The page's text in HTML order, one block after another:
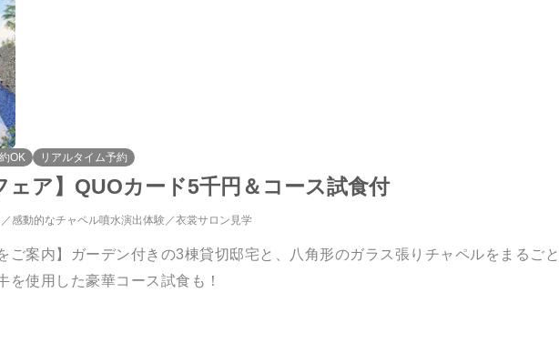
OK リアルタイム予約
ェア】QUOカード5千円＆コース試食付
感動的なチャペル噴水演出体験 衣裳サロン見学
ご案内】ガーデン付きの3棟貸切邸宅と、八角形のガラス張りチャペルをまるご
を使用した豪華コース試食も！